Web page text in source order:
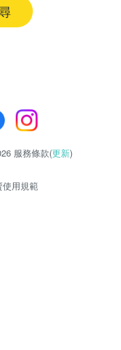
服務條款(更新)
使用規範